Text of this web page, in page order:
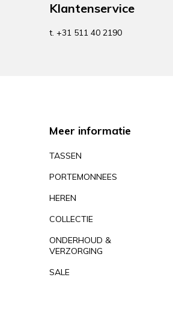
Klantenservice
t. +31 511 40 2190
Meer informatie
TASSEN
PORTEMONNEES
HEREN
COLLECTIE
ONDERHOUD &
VERZORGING
SALE